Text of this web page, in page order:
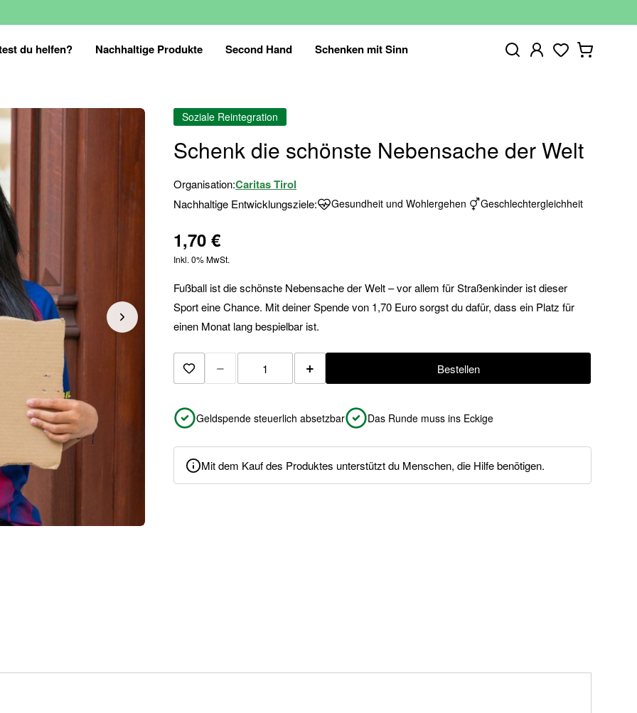
du helfen? Nachhaltige Produkte Second Hand Schenken mit Sinn
Soziale Reintegration
Schenk die schönste Nebensache der Welt
Organisation:Caritas Tirol
Nachhaltige Entwicklungsziele: Gesundheit und Wohlergehen Geschlechtergleichheit
1,70 €
Inkl. 0% MwSt.
Fußball ist die schönste Nebensache der Welt – vor allem für Straßenkinder ist dieser
Sport eine Chance. Mit deiner Spende von 1,70 Euro sorgst du dafür, dass ein Platz für
einen Monat lang bespielbar ist.
Zur Merkliste hinzufügen
− + Bestellen
Geldspende steuerlich absetzbar Das Runde muss ins Eckige
Mit dem Kauf des Produktes unterstützt du Menschen, die Hilfe benötigen.